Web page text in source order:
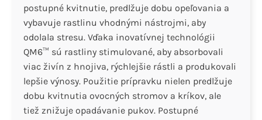
postupné kvitnutie, predlžuje dobu opeľovania a
vybavuje rastlinu vhodnými nástrojmi, aby
odolala stresu. Vďaka inovatívnej technológii
QM6™ sú rastliny stimulované, aby absorbovali
viac živín z hnojiva, rýchlejšie rástli a produkovali
lepšie výnosy. Použitie prípravku nielen predlžuje
dobu kvitnutia ovocných stromov a kríkov, ale
tiež znižuje opadávanie pukov. Postupné